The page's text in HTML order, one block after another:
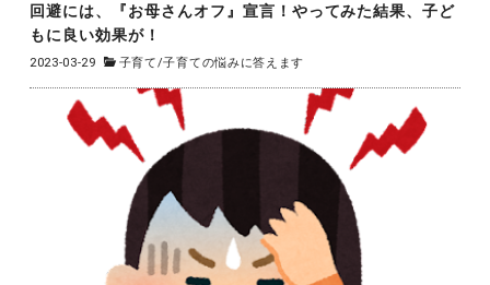
回避には、『お母さんオフ』宣言！やってみた結果、子ど
もに良い効果が！
2023-03-29 子育て/子育ての悩みに答えます